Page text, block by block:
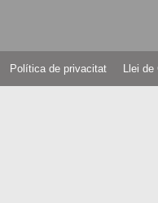
Política de privacitat Llei de